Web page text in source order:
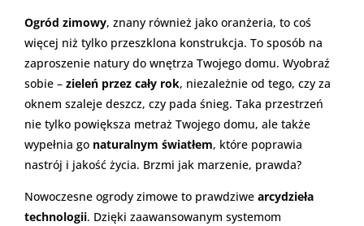
Ogród zimowy, znany również jako oranżeria, to coś
więcej niż tylko przeszklona konstrukcja. To sposób na
zaproszenie natury do wnętrza Twojego domu. Wyobraź
sobie – zieleń przez cały rok, niezależnie od tego, czy za
oknem szaleje deszcz, czy pada śnieg. Taka przestrzeń
nie tylko powiększa metraż Twojego domu, ale także
wypełnia go naturalnym światłem, które poprawia
nastrój i jakość życia. Brzmi jak marzenie, prawda?
Nowoczesne ogrody zimowe to prawdziwe arcydzieła
technologii. Dzięki zaawansowanym systemom